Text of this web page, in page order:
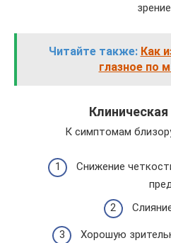
Читайте также: Как
глазное по
К симптомам
Снижение
Хорошую